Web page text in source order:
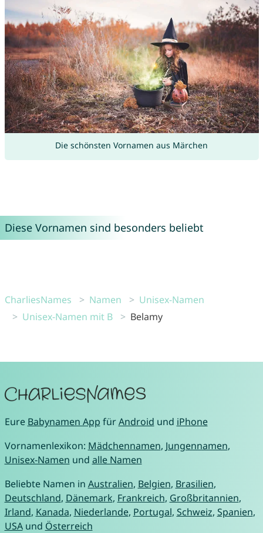
Die schönsten Vornamen aus Märchen
Diese Vornamen sind besonders beliebt
CharliesNames Namen
Unisex-Namen
Unisex-Namen mit B
Belamy
Eure Babynamen App fürAndroid und iPhone
Vornamenlexikon: Mädchennamen, Jungennamen,
Unisex-Namen und alle Namen
Beliebte Namen in Australien, Belgien, Brasilien,
Deutschland, Dänemark, Frankreich, Großbritannien,
Irland, Kanada, Niederlande, Portugal, Schweiz, Spanien,
USAund Österreich